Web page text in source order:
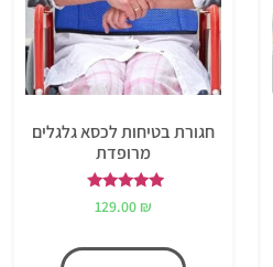
חגורת בטיחות לכסא גלגלים
מרופדת
דורג
5.00
129.00 ₪